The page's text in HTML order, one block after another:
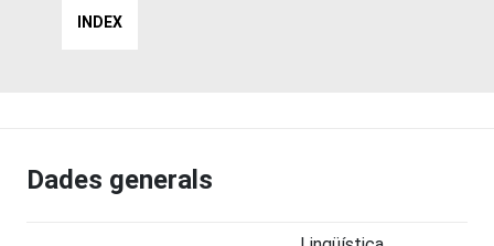
INDEX
Dades generals